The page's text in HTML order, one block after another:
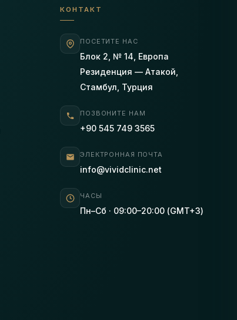
КОНТАКТ
ПОСЕТИТЕ НАС
Блок 2, № 14, Европа
Резиденция — Атакой,
Стамбул, Турция
ПОЗВОНИТЕ НАМ
+90 545 749 3565
ЭЛЕКТРОННАЯ ПОЧТА
info@vividclinic.net
ЧАСЫ
Пн–Сб · 09:00–20:00 (GMT+3)